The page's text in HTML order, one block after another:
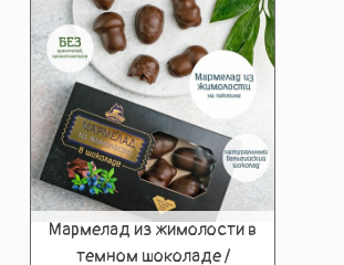
Мармелад из жимолости в
темном шоколаде /